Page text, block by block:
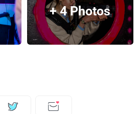
+ 4 Photos